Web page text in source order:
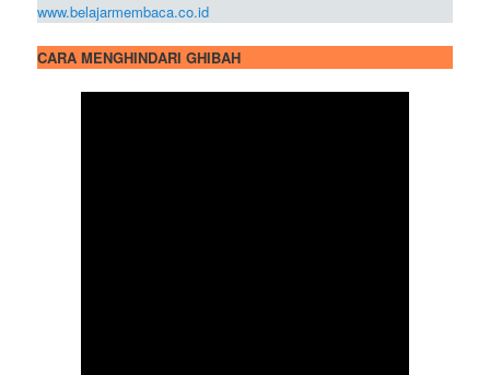
www.belajarmembaca.co.id
CARA MENGHINDARI GHIBAH